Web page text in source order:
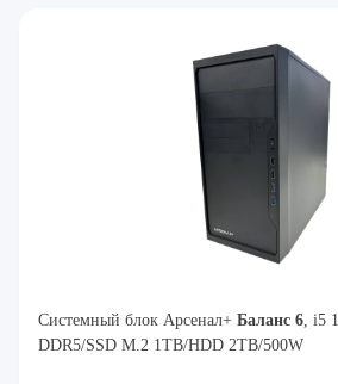
Системный блок Арсенал+ Баланс 6, i5
DDR5/SSD M.2 1TB/HDD 2TB/500W